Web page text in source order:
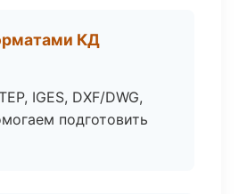
КД
IGES, DXF/DWG,
подготовить